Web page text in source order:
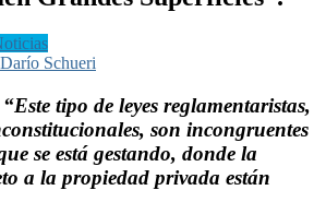
Darío Schueri
tipo de leyes reglamentaristas,
son incongruentes
se está gestando, donde la
a la propiedad privada están